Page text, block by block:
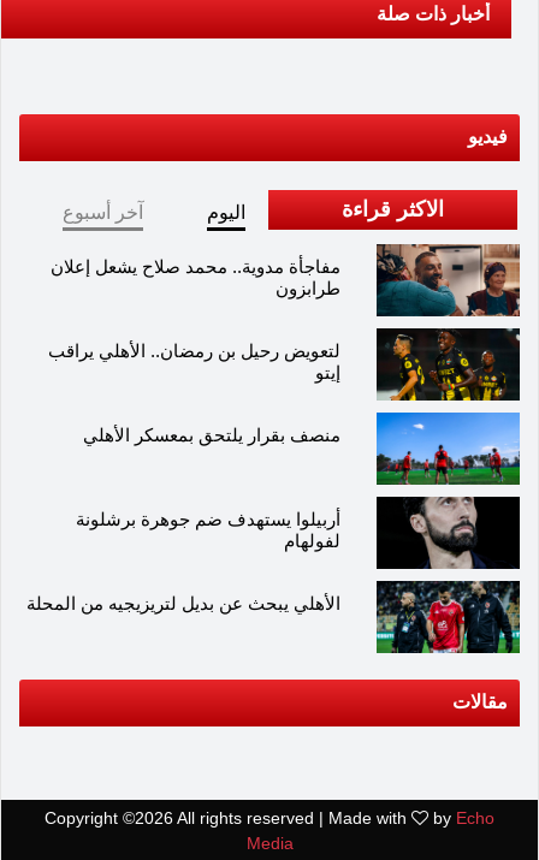
أخبار ذات صلة
فيديو
الاكثر قراءة اليوم آخر أسبوع
مفاجأة مدوية.. محمد صلاح يشعل إعلان
طرابزون
لتعويض رحيل بن رمضان.. الأهلي يراقب
إيتو
منصف بقرار يلتحق بمعسكر الأهلي
أربيلوا يستهدف ضم جوهرة برشلونة
لفولهام
الأهلي يبحث عن بديل لتريزيجيه من المحلة
مقالات
Copyright ©2026 All rights reserved | Made with by Echo
Media